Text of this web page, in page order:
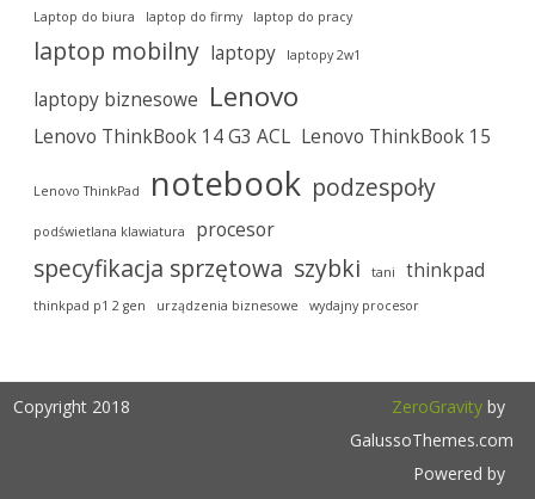
Laptop do biura laptop do firmy laptop do pracy
laptop mobilny laptopy laptopy 2w1
laptopy biznesowe Lenovo
Lenovo ThinkBook 14 G3 ACL Lenovo ThinkBook 15
Lenovo ThinkPad notebook podzespoły
podświetlana klawiatura procesor
specyfikacja sprzętowa szybki tani thinkpad
thinkpad p1 2 gen urządzenia biznesowe wydajny procesor
Copyright 2018 ZeroGravityby
GalussoThemes.com
Powered by